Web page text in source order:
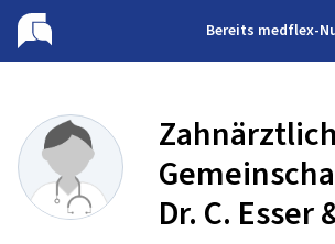
Bereits medflex-
Dr. C. Esser